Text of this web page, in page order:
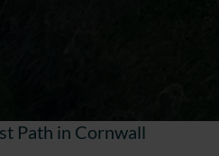
Path in Cornwall